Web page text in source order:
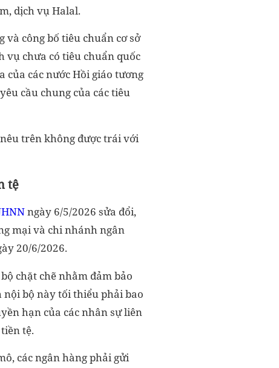
dịch vụ Halal.
công bố tiêu chuẩn cơ sở
vụ chưa có tiêu chuẩn quốc
của các nước Hồi giáo tương
cầu chung của các tiêu
trên không được trái với
tệ
ngày 6/5/2026 sửa đổi,
mại và chi nhánh ngân
20/6/2026.
chặt chẽ nhằm đảm bảo
bộ này tối thiểu phải bao
hạn của các nhân sự liên
tệ.
các ngân hàng phải gửi